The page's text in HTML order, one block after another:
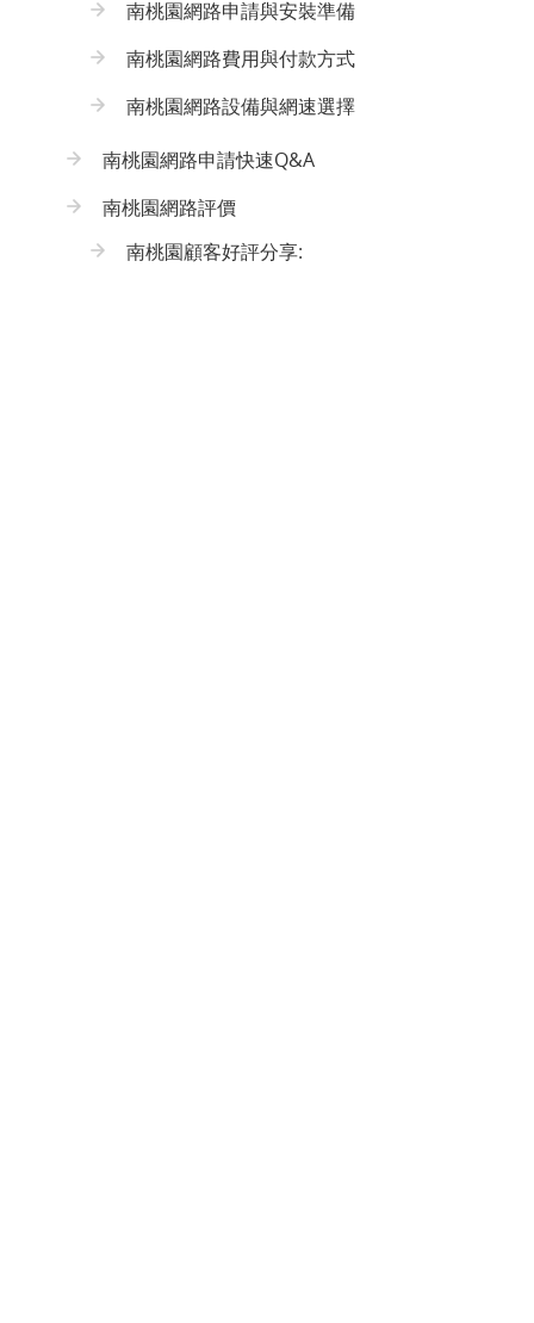
南桃園網路申請與安裝準備
南桃園網路費用與付款方式
南桃園網路設備與網速選擇
南桃園網路申請快速Q&A
南桃園網路評價
南桃園顧客好評分享: